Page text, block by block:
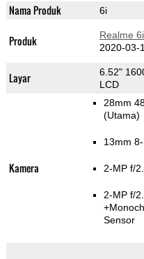
Nama Produk 6i
Produk Realme 6i
2020-03-
Layar
6.52"
LCD
Kamera
28mm
(Utama)
13mm
2-MP f/
2-MP f/
Sensor